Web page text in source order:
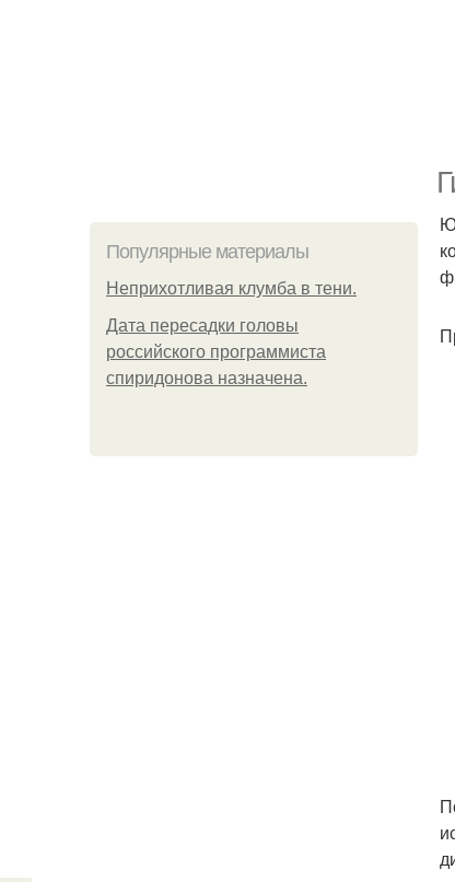
Популярные материалы
Неприхотливая клумба в тени.
Дата пересадки головы
российского программиста
спиридонова назначена.